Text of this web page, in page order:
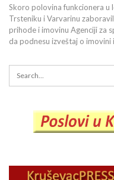
Skoro polovina funkcionera u
Trsteniku i Varvarinu
prihode i imovinu Agenciji za
da podnesu izveštaj o imovini